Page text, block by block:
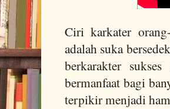
Ciri karkater
adalah suka
berkarakter
bermanfaat bagi
terpikir menjadi